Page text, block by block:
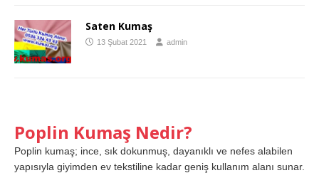
Saten Kumaş
13 Şubat 2021 admin
Poplin Kumaş Nedir?
Poplin kumaş; ince, sık dokunmuş, dayanıklı ve nefes alabilen
yapısıyla giyimden ev tekstiline kadar geniş kullanım alanı sunar.